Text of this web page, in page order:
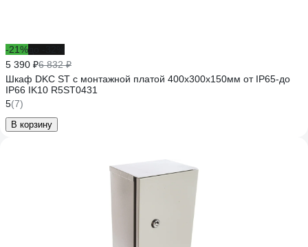
-21%
5 390 ₽6 832 ₽
Шкаф DKC ST с монтажной платой 400х300х150мм от IP65-до
IP66 IK10 R5ST0431
5(7)
В корзину